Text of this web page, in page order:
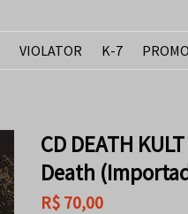
VIOLATOR K-7
CD DEATH
Death
R$ 70,00